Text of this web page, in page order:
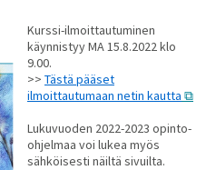
Kurssi-ilmoittautuminen
käynnistyy MA 15.8.2022 klo
9.00.
>> Tästä pääset
ilmoittautumaan netin kautta
Lukuvuoden 2022-2023 opinto-
ohjelmaa voi lukea myös
sähköisesti näiltä sivuilta.